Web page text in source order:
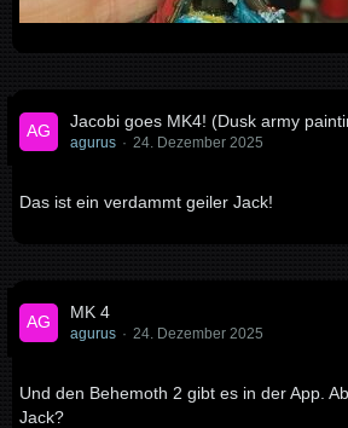
Jacobi goes MK4! (Dusk army
agurus 24. Dezember 2025
Das ist ein verdammt geiler Jack!
MK 4
agurus 24. Dezember 2025
Und den Behemoth 2 gibt es in der App.
Jack?